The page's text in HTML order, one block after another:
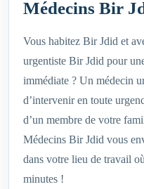
Médecins Bir
Vous habitez Bir Jdid et
urgentiste Bir Jdid pour
immédiate ? Un médecin
d’intervenir en toute
d’un membre de votre
Médecins Bir Jdid vous
dans votre lieu de travail
minutes !